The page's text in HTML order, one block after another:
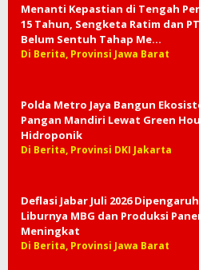
Menanti Kepastian di Tengah
15 Tahun, Sengketa Ratim dan
Belum Sentuh Tahap Me…
Di Berita, Provinsi Jawa Barat
Polda Metro Jaya Bangun
Pangan Mandiri Lewat Green
Hidroponik
Di Berita, Provinsi DKI Jakarta
Deflasi Jabar Juli 2026
Liburnya MBG dan Produksi
Meningkat
Di Berita, Provinsi Jawa Barat